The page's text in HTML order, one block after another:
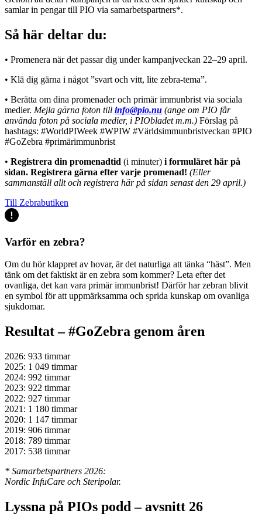
samlar in pengar till PIO via samarbetspartners*.
Så här deltar du:
• Promenera när det passar dig under kampanjveckan 22–29 april.
• Klä dig gärna i något ”svart och vitt, lite zebra-tema”.
• Berätta om dina promenader och primär immunbrist via sociala
medier. Mejla gärna foton till info@pio.nu (ange om PIO får
använda foton på sociala medier, i PIObladet m.m.) Förslag på
hashtags: #WorldPIWeek #WPIW #Världsimmunbristveckan #PIO
#GoZebra #primärimmunbrist
• Registrera din promenadtid (i minuter) i formuläret här på
sidan. Registrera gärna efter varje promenad! (Eller
sammanställ allt och registrera här på sidan senast den 29 april.)
Till Zebrabutiken
Varför en zebra?
Om du hör klappret av hovar, är det naturliga att tänka “häst”. Men
tänk om det faktiskt är en zebra som kommer? Leta efter det
ovanliga, det kan vara primär immunbrist! Därför har zebran blivit
en symbol för att uppmärksamma och sprida kunskap om ovanliga
sjukdomar.
Resultat – #GoZebra genom åren
2026: 933 timmar
2025: 1 049 timmar
2024: 992 timmar
2023: 922 timmar
2022: 927 timmar
2021: 1 180 timmar
2020: 1 147 timmar
2019: 906 timmar
2018: 789 timmar
2017: 538 timmar
* Samarbetspartners 2026:
Nordic InfuCare och Steripolar.
Lyssna på PIOs podd – avsnitt 26